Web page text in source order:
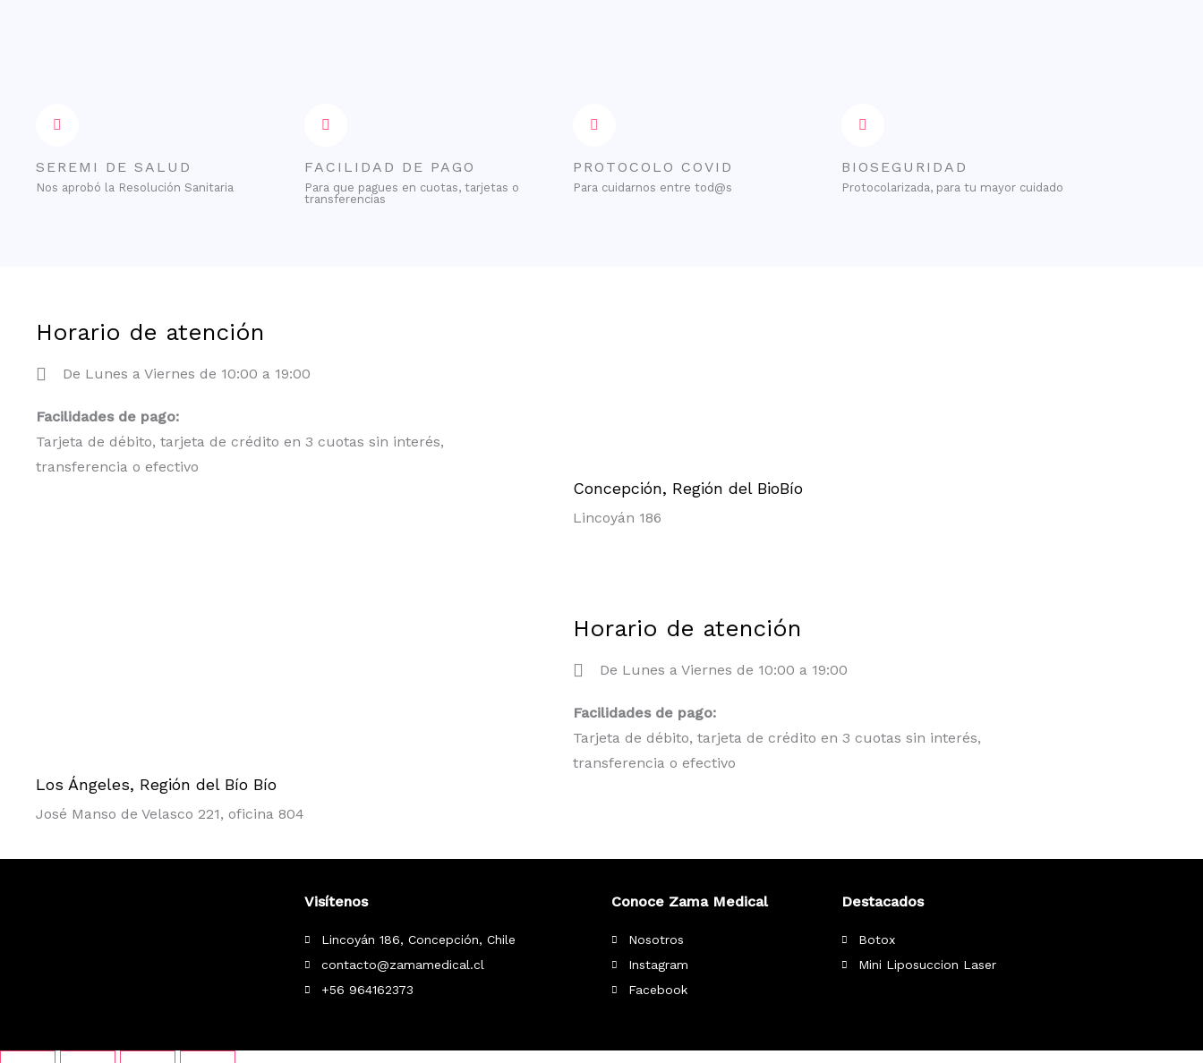
SEREMI DE SALUD
Nos aprobó la Resolución Sanitaria
FACILIDAD DE PAGO
Para que pagues en cuotas, tarjetas o
transferencias
PROTOCOLO COVID
Para cuidarnos entre tod@s
BIOSEGURIDAD
Protocolarizada, para tu mayor cuidado
Horario de atención
De Lunes a Viernes de 10:00 a 19:00
Facilidades de pago:
Tarjeta de débito, tarjeta de crédito en 3 cuotas sin interés,
transferencia o efectivo
Concepción, Región del BioBío
Lincoyán 186
Los Ángeles, Región del Bío Bío
José Manso de Velasco 221, oficina 804
Horario de atención
De Lunes a Viernes de 10:00 a 19:00
Facilidades de pago:
Tarjeta de débito, tarjeta de crédito en 3 cuotas sin interés,
transferencia o efectivo
Visítenos
Lincoyán 186, Concepción, Chile
contacto@zamamedical.cl
+56 964162373
Conoce Zama Medical
Nosotros
Instagram
Facebook
Destacados
Botox
Mini Liposuccion Laser